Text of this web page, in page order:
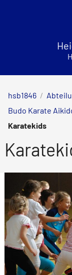
hsb1846 /
Budo Karate
Karatekids